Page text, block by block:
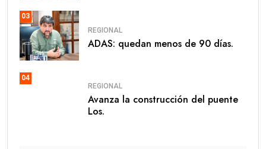
03
REGIONAL
ADAS: quedan menos de 90 días.
04
REGIONAL
Avanza la construcción del puente
Los.